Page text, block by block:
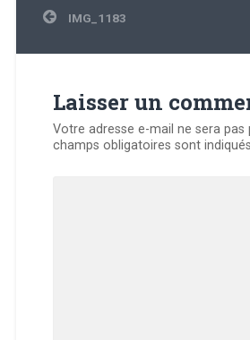
Navigation
de
IMG_1183
Laisser un
Votre adresse e-mail ne sera pas
champs obligatoires sont